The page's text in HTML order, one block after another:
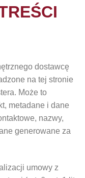
dostawcę
na tej stronie
Może to
metadane i dane
nazwy,
generowane za
umowy z